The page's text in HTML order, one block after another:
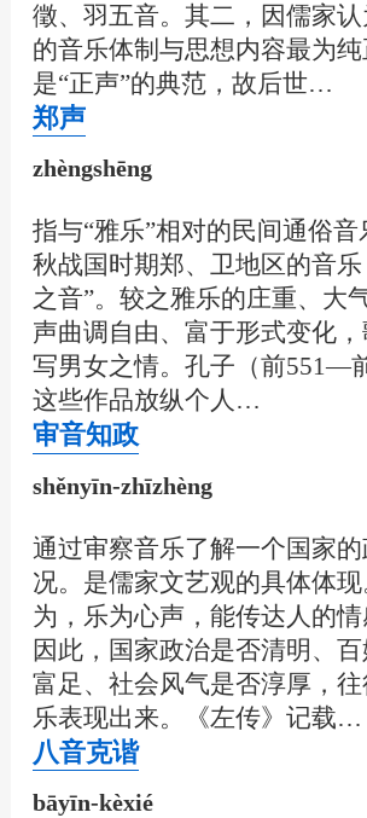
徵、羽五音。其二，因儒家认
的音乐体制与思想内容最为纯
是“正声”的典范，故后世…
郑声
zhèngshēng
指与“雅乐”相对的民间通俗音
秋战国时期郑、卫地区的音乐
之音”。较之雅乐的庄重、大
声曲调自由、富于形式变化
写男女之情。孔子（前551—
这些作品放纵个人…
审音知政
shěnyīn-zhīzhèng
通过审察音乐了解一个国家
况。是儒家文艺观的具体体现
为，乐为心声，能传达人的情
因此，国家政治是否清明、
富足、社会风气是否淳厚，
乐表现出来。《左传》记载…
八音克谐
bāyīn-kèxié